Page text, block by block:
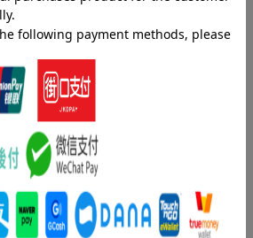
手当てをされていた。孤児院だというそ
思いがけない人物と出会う。そして明か
密と世界の危機。-実は世に稀な存在だっ
手にできるのか！？波乱万丈・赤ちゃん
大フィナーレ！！
」データベースより）
ウリ）
上で作品を公開（本データはこの書籍が
れていたものです）